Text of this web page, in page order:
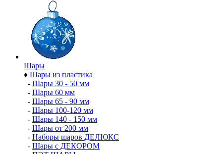
Шары
♦ Шары из пластика
- Шары 30 - 50 мм
- Шары 60 мм
- Шары 65 - 90 мм
- Шары 100-120 мм
- Шары 140 - 150 мм
- Шары от 200 мм
- Наборы шаров ДЕЛЮКС
- Шары с ДЕКОРОМ